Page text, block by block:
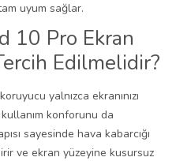
uyum sağlar.
10 Pro Ekran
Edilmelidir?
yalnızca ekranınızı
konforunu da
sayesinde hava kabarcığı
ve ekran yüzeyine kusursuz